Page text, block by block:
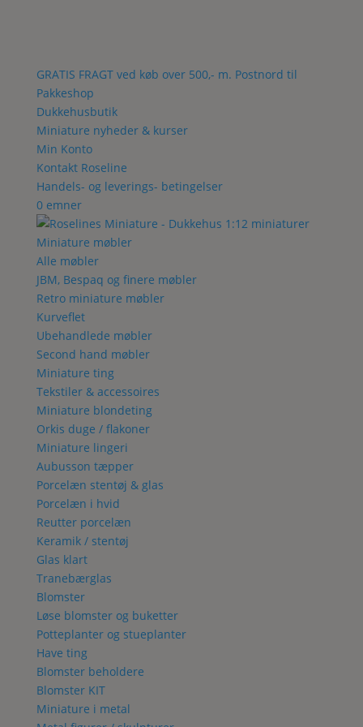
GRATIS FRAGT ved køb over 500,- m. Postnord til
Pakkeshop
Dukkehusbutik
Miniature nyheder & kurser
Min Konto
Kontakt Roseline
Handels- og leverings- betingelser
0 emner
Miniature møbler
Alle møbler
JBM, Bespaq og finere møbler
Retro miniature møbler
Kurveflet
Ubehandlede møbler
Second hand møbler
Miniature ting
Tekstiler & accessoires
Miniature blondeting
Orkis duge / flakoner
Miniature lingeri
Aubusson tæpper
Porcelæn stentøj & glas
Porcelæn i hvid
Reutter porcelæn
Keramik / stentøj
Glas klart
Tranebærglas
Blomster
Løse blomster og buketter
Potteplanter og stueplanter
Have ting
Blomster beholdere
Blomster KIT
Miniature i metal